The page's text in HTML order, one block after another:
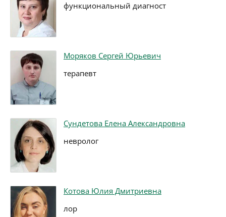
функциональный диагност
Моряков Сергей Юрьевич
терапевт
Сундетова Елена Александровна
невролог
Котова Юлия Дмитриевна
лор